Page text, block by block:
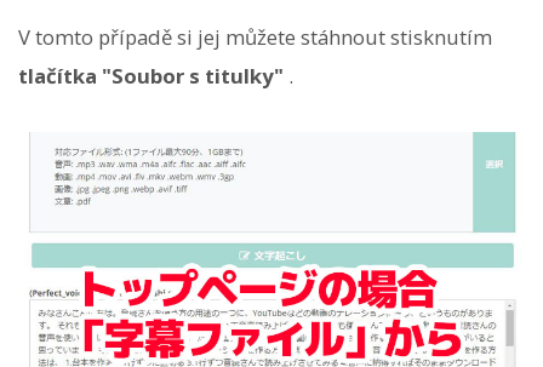
V tomto případě si jej můžete stáhnout stisknutím
tlačítka "Soubor s titulky" .